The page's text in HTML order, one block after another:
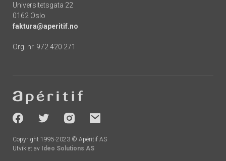
Universitetsgata 22
0162 Oslo
faktura@aperitif.no
Org. nr. 972 420 271
-
socials
Copyright 1995-2023 © Apéritif AS
Utviklet av Ideo Solutions AS